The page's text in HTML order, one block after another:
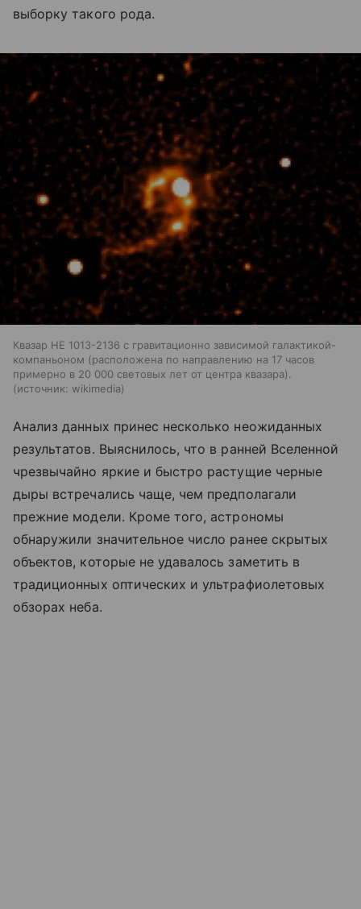
выборку такого рода.
Квазар HE 1013-2136 с гравитационно зависимой галактикой-
компаньоном (расположена по направлению на 17 часов
примерно в 20 000 световых лет от центра квазара).
источник: wikimedia
Анализ данных принес несколько неожиданных
результатов. Выяснилось, что в ранней Вселенной
чрезвычайно яркие и быстро растущие черные
дыры встречались чаще, чем предполагали
прежние модели. Кроме того, астрономы
обнаружили значительное число ранее скрытых
объектов, которые не удавалось заметить в
традиционных оптических и ультрафиолетовых
обзорах неба.